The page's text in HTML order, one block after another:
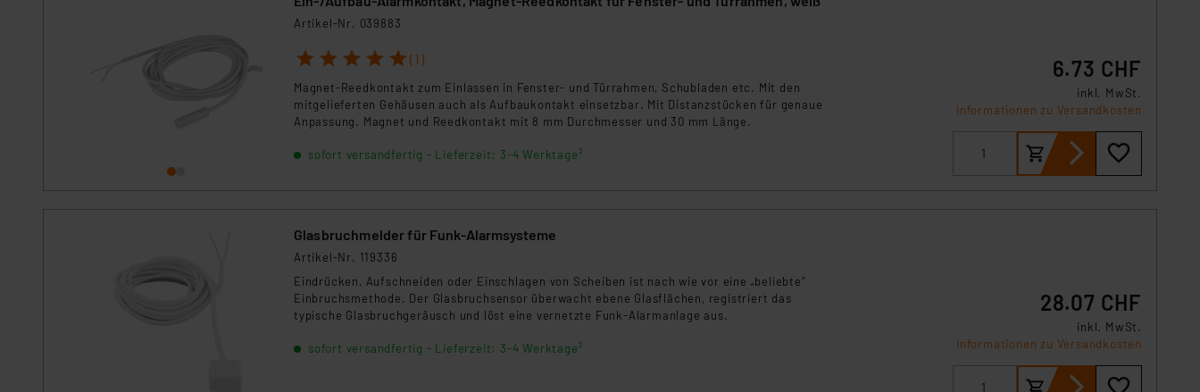
Für die USA besteht kein Angemessenheitsbeschluss der EU. Dies bedeutet, dass die USA als Land mit unzureichendem
Datenschutz nach EU-Standards eingestuft wird. So besteht etwa das Risiko, dass US-Behörden personenbezogene
Daten in Überwachungsprogrammen verarbeiten, ohne dass hiergegen Klagemöglichkeiten für Europäer bestehen.
Unsere Kooperation mit diesen Dienstleistern stützt sich auf die Standarddatenschutzklauseln der Europäischen
Kommission sowie einer eigenen Beurteilung der mit der Datenübermittlung, insbesondere der Art der übermittelten
Daten, verbundenen Risiken.“
Impressum| Datenschutzerklärung
Artikel-Nr. 039883
1 2 3 4 5 (1)
Magnet-Reedkontakt zum Einlassen in Fenster- und Türrahmen, Schubladen etc. Mit den
mitgelieferten Gehäusen auch als Aufbaukontakt einsetzbar. Mit Distanzstücken für genaue
Anpassung. Magnet und Reedkontakt mit 8 mm Durchmesser und 30 mm Länge.
sofort versandfertig - Lieferzeit: 3-4 Werktage²
6.73 CHF
inkl. MwSt.
Informationen zu Versandkosten
Glasbruchmelder für Funk-Alarmsysteme
Artikel-Nr. 119336
Eindrücken, Aufschneiden oder Einschlagen von Scheiben ist nach wie vor eine „beliebte”
Einbruchsmethode. Der Glasbruchsensor überwacht ebene Glasflächen, registriert das
typische Glasbruchgeräusch und löst eine vernetzte Funk-Alarmanlage aus.
sofort versandfertig - Lieferzeit: 3-4 Werktage²
28.07 CHF
inkl. MwSt.
Informationen zu Versandkosten